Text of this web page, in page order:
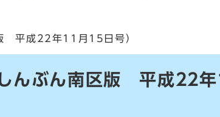
平成22年11月15日号）
んぶん南区版 平成22年